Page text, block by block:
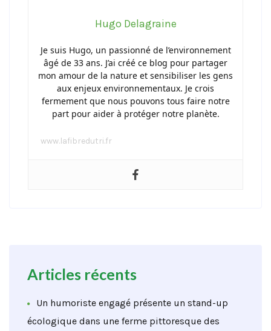
Hugo Delagraine
Je suis Hugo, un passionné de l’environnement
âgé de 33 ans. J’ai créé ce blog pour partager
mon amour de la nature et sensibiliser les gens
aux enjeux environnementaux. Je crois
fermement que nous pouvons tous faire notre
part pour aider à protéger notre planète.
www.lafibredutri.fr
Articles récents
Un humoriste engagé présente un stand-up
écologique dans une ferme pittoresque des